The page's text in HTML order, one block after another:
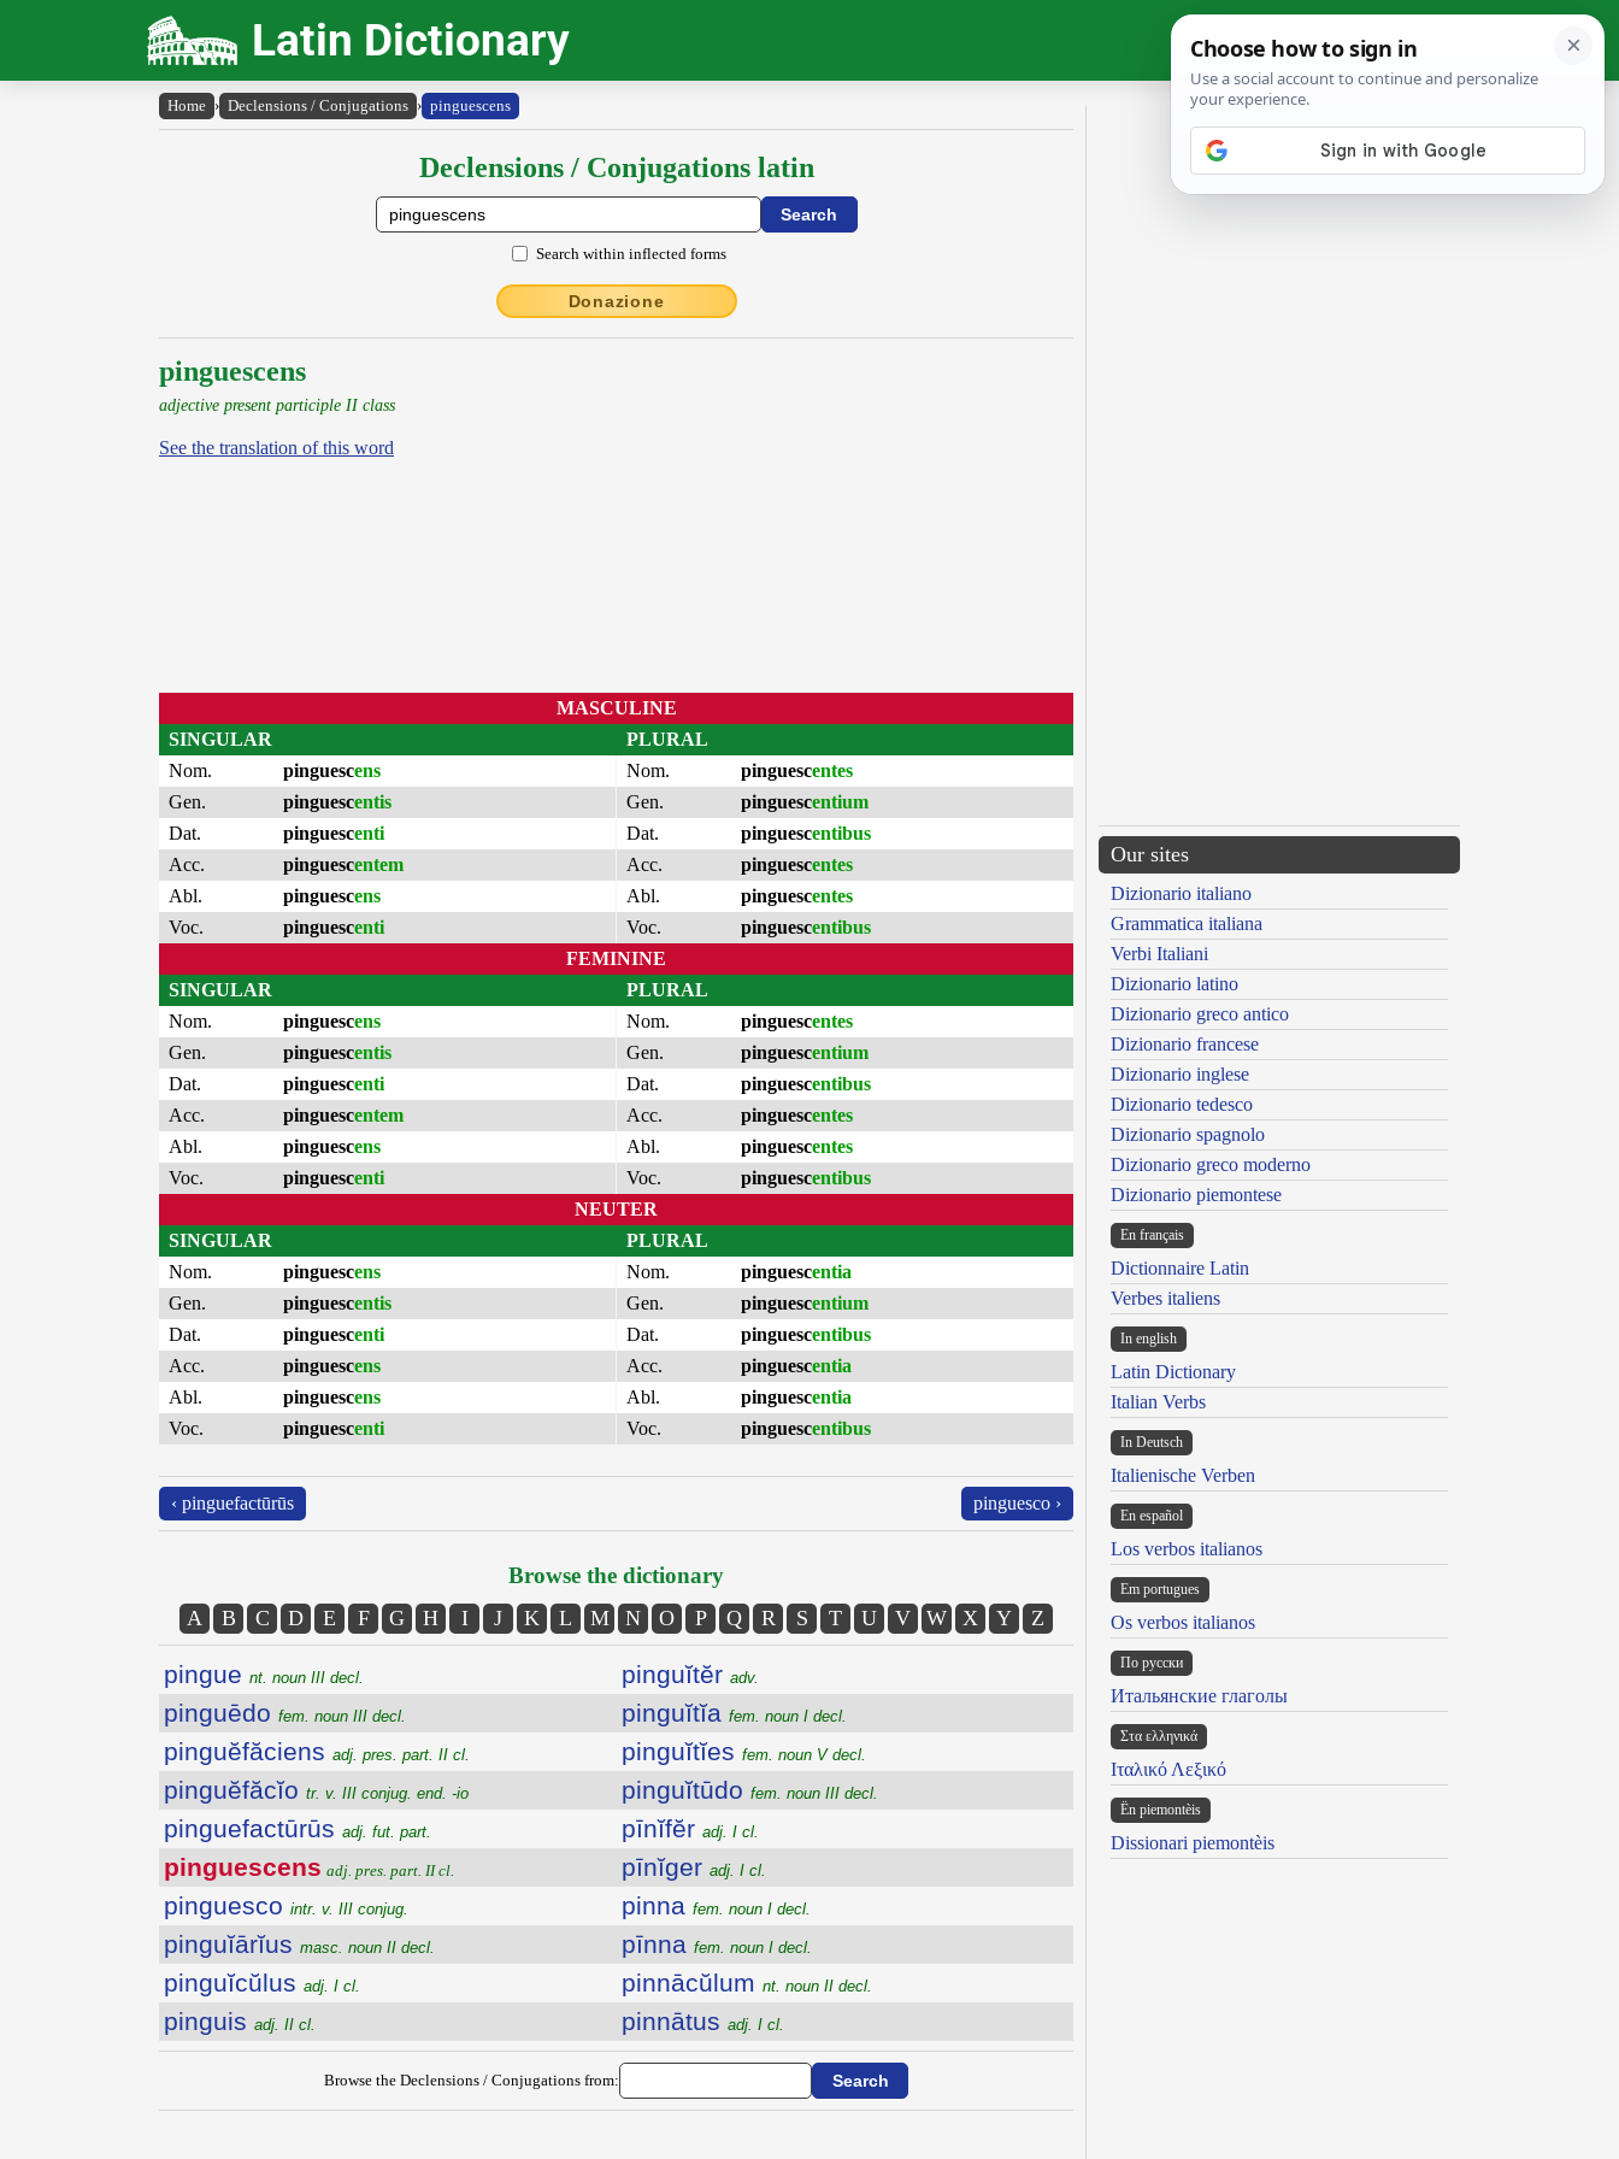
Latin Dictionary
Home › Declensions / Conjugations › pinguescens
Declensions / Conjugations latin
Search within inflected forms
Donazione
pinguescens
adjective present participle II class
See the translation of this word
MASCULINE
SINGULAR
Nom.
pinguescens
Gen.
pinguescentis
Dat.
pinguescenti
Acc.
pinguescentem
Abl.
pinguescens
Voc.
pinguescenti
PLURAL
Nom.
pinguescentes
Gen.
pinguescentium
Dat.
pinguescentibus
Acc.
pinguescentes
Abl.
pinguescentes
Voc.
pinguescentibus
FEMININE
SINGULAR
Nom.
pinguescens
Gen.
pinguescentis
Dat.
pinguescenti
Acc.
pinguescentem
Abl.
pinguescens
Voc.
pinguescenti
PLURAL
Nom.
pinguescentes
Gen.
pinguescentium
Dat.
pinguescentibus
Acc.
pinguescentes
Abl.
pinguescentes
Voc.
pinguescentibus
NEUTER
SINGULAR
Nom.
pinguescens
Gen.
pinguescentis
Dat.
pinguescenti
Acc.
pinguescens
Abl.
pinguescens
Voc.
pinguescenti
PLURAL
Nom.
pinguescentia
Gen.
pinguescentium
Dat.
pinguescentibus
Acc.
pinguescentia
Abl.
pinguescentia
Voc.
pinguescentibus
‹ pinguefactūrūs pinguesco ›
Browse the dictionary
A B C D E F G H I J K L M N O P Q R S T U V W X Y Z
pingue nt. noun III decl.
pinguēdo fem. noun III decl.
pinguĕfăciens adj. pres. part. II cl.
pinguĕfăcĭo tr. v. III conjug. end. -io
pinguefactūrūs adj. fut. part.
pinguescens adj. pres. part. II cl.
pinguesco intr. v. III conjug.
pinguĭārĭus masc. noun II decl.
pinguĭcŭlus adj. I cl.
pinguis adj. II cl.
pinguĭtĕr adv.
pinguĭtĭa fem. noun I decl.
pinguĭtĭes fem. noun V decl.
pinguĭtūdo fem. noun III decl.
pīnĭfĕr adj. I cl.
pīnĭger adj. I cl.
pinna fem. noun I decl.
pīnna fem. noun I decl.
pinnācŭlum nt. noun II decl.
pinnātus adj. I cl.
Browse the Declensions / Conjugations from:
Our sites
Dizionario italiano
Grammatica italiana
Verbi Italiani
Dizionario latino
Dizionario greco antico
Dizionario francese
Dizionario inglese
Dizionario tedesco
Dizionario spagnolo
Dizionario greco moderno
Dizionario piemontese
En français
Dictionnaire Latin
Verbes italiens
In english
Latin Dictionary
Italian Verbs
In Deutsch
Italienische Verben
En español
Los verbos italianos
Em portugues
Os verbos italianos
По русски
Итальянские глаголы
Στα ελληνικά
Ιταλικό Λεξικό
Ën piemontèis
Dissionari piemontèis